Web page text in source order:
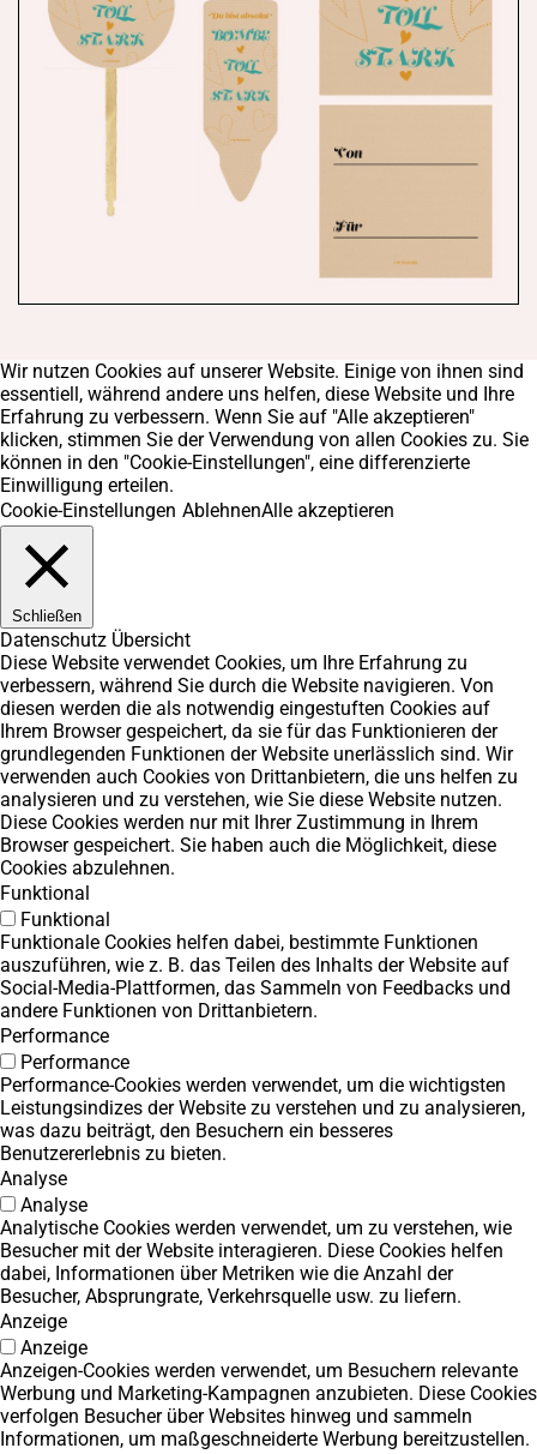
Wir nutzen Cookies auf unserer Website. Einige von ihnen sind
essentiell, während andere uns helfen, diese Website und Ihre
Erfahrung zu verbessern. Wenn Sie auf "Alle akzeptieren"
klicken, stimmen Sie der Verwendung von allen Cookies zu. Sie
können in den "Cookie-Einstellungen", eine differenzierte
Einwilligung erteilen.
Cookie-Einstellungen AblehnenAlle akzeptieren
Schließen
Datenschutz Übersicht
Diese Website verwendet Cookies, um Ihre Erfahrung zu
verbessern, während Sie durch die Website navigieren. Von
diesen werden die als notwendig eingestuften Cookies auf
Ihrem Browser gespeichert, da sie für das Funktionieren der
grundlegenden Funktionen der Website unerlässlich sind. Wir
verwenden auch Cookies von Drittanbietern, die uns helfen zu
analysieren und zu verstehen, wie Sie diese Website nutzen.
Diese Cookies werden nur mit Ihrer Zustimmung in Ihrem
Browser gespeichert. Sie haben auch die Möglichkeit, diese
Cookies abzulehnen.
Funktional
Funktional
Funktionale Cookies helfen dabei, bestimmte Funktionen
auszuführen, wie z. B. das Teilen des Inhalts der Website auf
Social-Media-Plattformen, das Sammeln von Feedbacks und
andere Funktionen von Drittanbietern.
Performance
Performance
Performance-Cookies werden verwendet, um die wichtigsten
Leistungsindizes der Website zu verstehen und zu analysieren,
was dazu beiträgt, den Besuchern ein besseres
Benutzererlebnis zu bieten.
Analyse
Analyse
Analytische Cookies werden verwendet, um zu verstehen, wie
Besucher mit der Website interagieren. Diese Cookies helfen
dabei, Informationen über Metriken wie die Anzahl der
Besucher, Absprungrate, Verkehrsquelle usw. zu liefern.
Anzeige
Anzeige
Anzeigen-Cookies werden verwendet, um Besuchern relevante
Werbung und Marketing-Kampagnen anzubieten. Diese Cookies
verfolgen Besucher über Websites hinweg und sammeln
Informationen, um maßgeschneiderte Werbung bereitzustellen.